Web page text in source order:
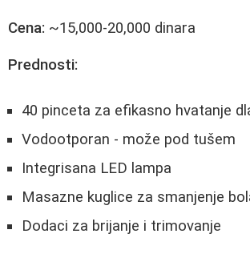
Cena: ~15,000-20,000 dinara
Prednosti:
40 pinceta za efikasno hvatanje
Vodootporan - može pod tušem
Integrisana LED lampa
Masazne kuglice za smanjenje
Dodaci za brijanje i trimovanje